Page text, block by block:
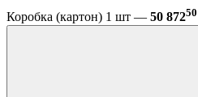
Коробка (картон) 1 шт — 50 87250